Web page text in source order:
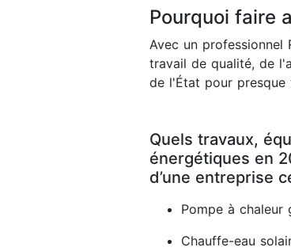
Pourquoi faire
Avec un professionnel
travail de qualité, de
de l'État pour
Quels travaux,
énergétiques en
d’une entreprise
Pompe à chaleur
Chauffe-eau